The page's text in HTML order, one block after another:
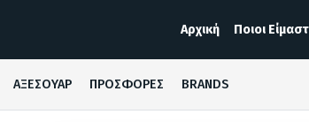
Αρχική Ποιοι
ΑΞΕΣΟΥΑΡ ΠΡΟΣΦΟΡΕΣ BRANDS